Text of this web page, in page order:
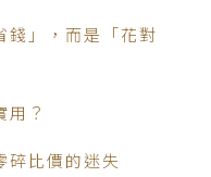
錢」，而是「花對
？
碎比價的迷失